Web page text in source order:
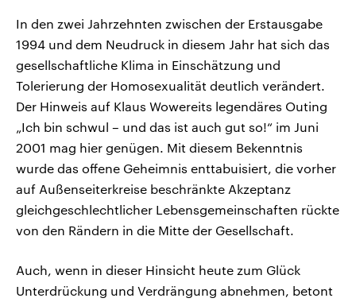
In den zwei Jahrzehnten zwischen der Erstausgabe
1994 und dem Neudruck in diesem Jahr hat sich das
gesellschaftliche Klima in Einschätzung und
Tolerierung der Homosexualität deutlich verändert.
Der Hinweis auf Klaus Wowereits legendäres Outing
„Ich bin schwul – und das ist auch gut so!“ im Juni
2001 mag hier genügen. Mit diesem Bekenntnis
wurde das offene Geheimnis enttabuisiert, die vorher
auf Außenseiterkreise beschränkte Akzeptanz
gleichgeschlechtlicher Lebensgemeinschaften rückte
von den Rändern in die Mitte der Gesellschaft.
Auch, wenn in dieser Hinsicht heute zum Glück
Unterdrückung und Verdrängung abnehmen, betont